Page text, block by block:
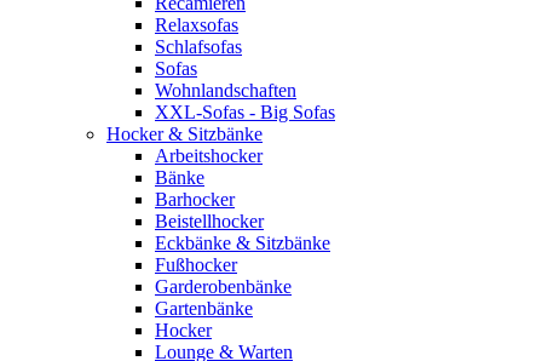
Relaxsofas
Schlafsofas
Sofas
Wohnlandschaften
XXL-Sofas - Big Sofas
Hocker & Sitzbänke
Arbeitshocker
Bänke
Barhocker
Beistellhocker
Eckbänke & Sitzbänke
Fußhocker
Garderobenbänke
Gartenbänke
Hocker
Lounge & Warten